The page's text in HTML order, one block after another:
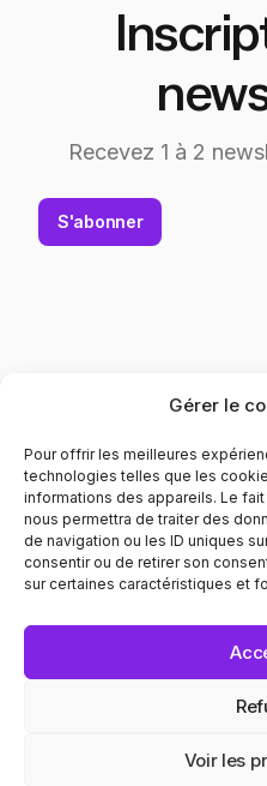
Gérer le
Pour offrir les meilleures
technologies telles que les
informations des appareils. Le
nous permettra de traiter des
de navigation ou les ID uniques
consentir ou de retirer son
sur certaines caractéristiques et
Voir les
Recevez 1 à 2
S'abonner
Contribuer à l'évolution des
envers les personnes
POLITIQUE DE
© 2025 Recap. All Rights